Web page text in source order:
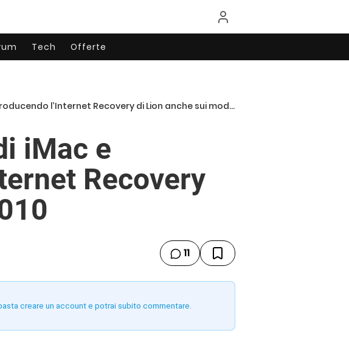
Tech Offerte
l’Internet Recovery di Lion anche sui modelli 2010
iMac e
Recovery
11
creare un account e potrai subito commentare.